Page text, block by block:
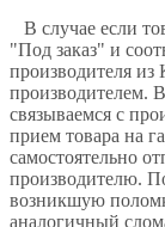
В случае если
"Под заказ" и
производителя из
производителем.
связываемся с
прием товара на
самостоятельно
производителю.
возникшую
аналогичный